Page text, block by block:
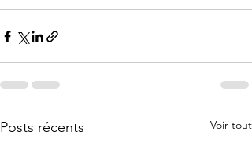
Posts récents Voir tout